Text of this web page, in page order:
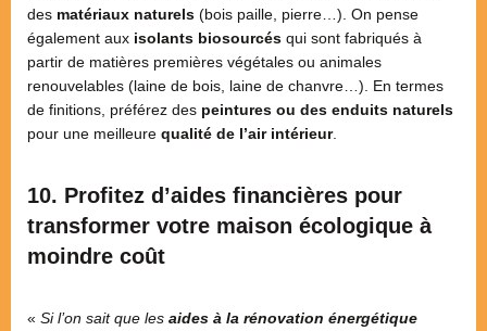
des matériaux naturels (bois paille, pierre…). On pense
également aux isolants biosourcés qui sont fabriqués à
partir de matières premières végétales ou animales
renouvelables (laine de bois, laine de chanvre…). En termes
de finitions, préférez des peintures ou des enduits naturels
pour une meilleure qualité de l’air intérieur.
10. Profitez d’aides financières pour
transformer votre maison écologique à
moindre coût
« Si l’on sait que les aides à la rénovation énergétique